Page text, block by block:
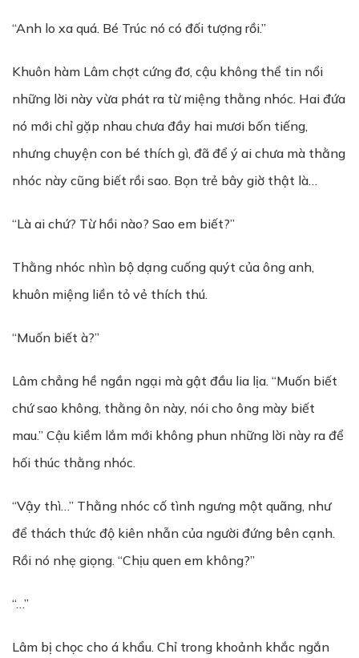
“Anh lo xa quá. Bé Trúc nó có đối tượng rồi.”
Khuôn hàm Lâm chợt cứng đơ, cậu không thể tin nổi
những lời này vừa phát ra từ miệng thằng nhóc. Hai đứa
nó mới chỉ gặp nhau chưa đầy hai mươi bốn tiếng,
nhưng chuyện con bé thích gì, đã để ý ai chưa mà thằng
nhóc này cũng biết rồi sao. Bọn trẻ bây giờ thật là…
“Là ai chứ? Từ hồi nào? Sao em biết?”
Thằng nhóc nhìn bộ dạng cuống quýt của ông anh,
khuôn miệng liền tỏ vẻ thích thú.
“Muốn biết à?”
Lâm chẳng hề ngần ngại mà gật đầu lia lịa. “Muốn biết
chứ sao không, thằng ôn này, nói cho ông mày biết
mau.” Cậu kiềm lắm mới không phun những lời này ra để
hối thúc thằng nhóc.
“Vậy thì…” Thằng nhóc cố tình ngưng một quãng, như
để thách thức độ kiên nhẫn của người đứng bên cạnh.
Rồi nó nhẹ giọng. “Chịu quen em không?”
“…”
Lâm bị chọc cho á khẩu. Chỉ trong khoảnh khắc ngắn